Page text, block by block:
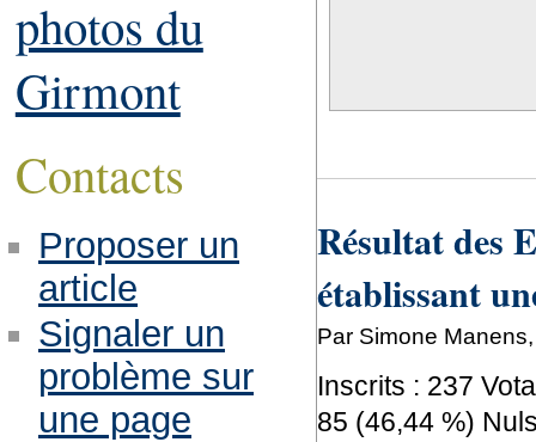
Résultat des
établissant
Par Simone
Inscrits : 237
85 (46,44 %)
photos du
Girmont
Contacts
Proposer un
article
Signaler un
problème sur
une page